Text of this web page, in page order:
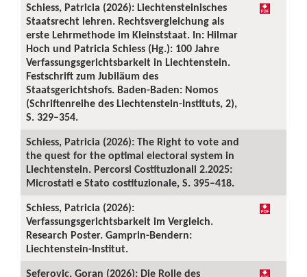
Schiess, Patricia (2026): Liechtensteinisches
Staatsrecht lehren. Rechtsvergleichung als
erste Lehrmethode im Kleinststaat. In: Hilmar
Hoch und Patricia Schiess (Hg.): 100 Jahre
Verfassungsgerichtsbarkeit in Liechtenstein.
Festschrift zum Jubiläum des
Staatsgerichtshofs. Baden-Baden: Nomos
(Schriftenreihe des Liechtenstein-Instituts, 2),
S. 329–354.
Schiess, Patricia (2026): The Right to vote and
the quest for the optimal electoral system in
Liechtenstein. Percorsi Costituzionali 2.2025:
Microstati e Stato costituzionale, S. 395–418.
Schiess, Patricia (2026):
Verfassungsgerichtsbarkeit im Vergleich.
Research Poster. Gamprin-Bendern:
Liechtenstein-Institut.
Seferovic, Goran (2026): Die Rolle des